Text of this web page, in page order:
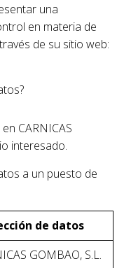
una
en materia de
de su sitio web:
CARNICAS
interesado.
a un puesto de
de datos
GOMBAO, S.L.